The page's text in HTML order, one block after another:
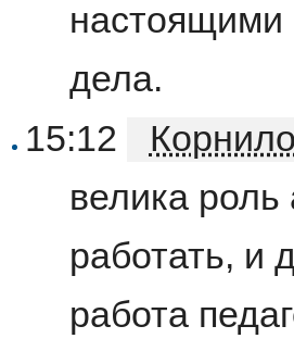
настоящими
дела.
15:12
велика роль
работать, и
работа